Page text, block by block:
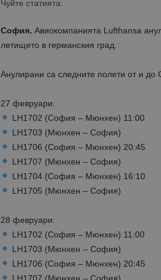
Чуйте статията:
София. Авиокомпанията Lufthansa
летището в германския град.
Анулирани са следните полети от и до
27 февруари:
LH1702 (София – Мюнхен) 11:00
LH1703 (Мюнхен – София)
LH1706 (София – Мюнхен) 20:45
LH1707 (Мюнхен – София)
LH1704 (София – Мюнхен) 16:10
LH1705 (Мюнхен – София)
28 февруари:
LH1702 (София – Мюнхен) 11:00
LH1703 (Мюнхен – София)
LH1706 (София – Мюнхен) 20:45